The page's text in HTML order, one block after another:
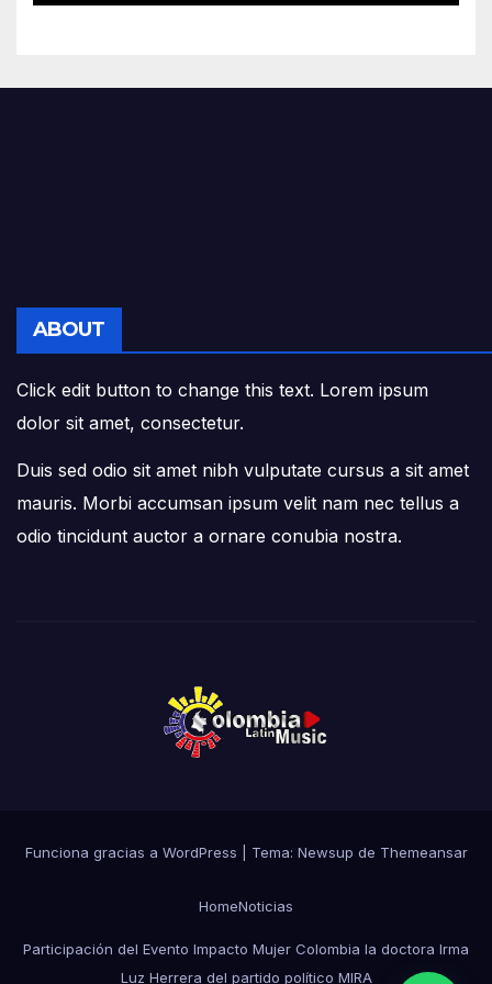
Acevedo y Gómez en el
ABOUT
Click edit button to change this text. Lorem ipsum
dolor sit amet, consectetur.
Duis sed odio sit amet nibh vulputate cursus a sit amet
mauris. Morbi accumsan ipsum velit nam nec tellus a
odio tincidunt auctor a ornare conubia nostra.
Funciona gracias a WordPress Tema: Newsup de Themeansar
HomeNoticias
Participación del Evento Impacto Mujer Colombia la doctora Irma
Luz Herrera del partido político MIRA